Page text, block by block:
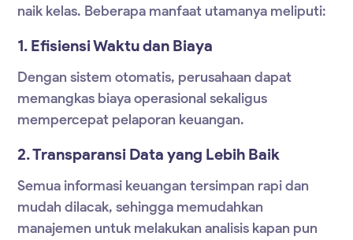
naik kelas. Beberapa manfaat utamanya meliputi:
1. Efisiensi Waktu dan Biaya
Dengan sistem otomatis, perusahaan dapat
memangkas biaya operasional sekaligus
mempercepat pelaporan keuangan.
2. Transparansi Data yang Lebih Baik
Semua informasi keuangan tersimpan rapi dan
mudah dilacak, sehingga memudahkan
manajemen untuk melakukan analisis kapan pun